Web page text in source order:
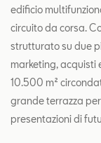
edificio
circuito da corsa.
strutturato su due
marketing, acquisti
10.500 m²
grande terrazza
presentazioni di